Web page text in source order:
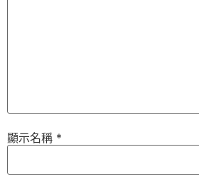
顯示名稱 *